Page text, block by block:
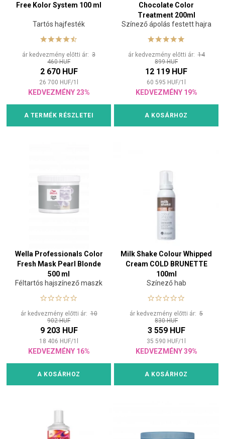
Free Kolor System 100 ml
Tartós hajfesték
ár kedvezmény előtti ár: 3
460 HUF
2 670 HUF
26 700 HUF/1
KEDVEZMÉNY 23%
A TERMÉK RÉSZLETEI
Chocolate Color
Treatment 200ml
Színező ápolás festett hajra
ár kedvezmény előtti ár:14
899 HUF
12 119 HUF
60 595 HUF/1
KEDVEZMÉNY 19%
A KOSÁRHOZ
Wella Professionals Color
Fresh Mask Pearl Blonde
500 ml
Féltartós hajszínező maszk
ár kedvezmény előtti ár:10
902 HUF
9 203 HUF
18 406 HUF/1
KEDVEZMÉNY 16%
A KOSÁRHOZ
Milk Shake Colour Whipped
Cream COLD BRUNETTE
100ml
Színező hab
ár kedvezmény előtti ár: 5
830 HUF
3 559 HUF
35 590 HUF/1
KEDVEZMÉNY 39%
A KOSÁRHOZ